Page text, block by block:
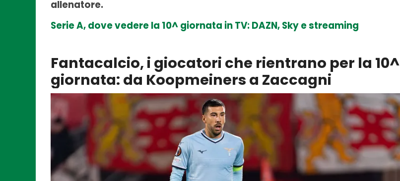
allenatore.
Serie A, dove vedere la 10^ giornata in TV: DAZN, Sky e streaming
Fantacalcio, i giocatori che rientrano per la 10^
giornata: da Koopmeiners a Zaccagni